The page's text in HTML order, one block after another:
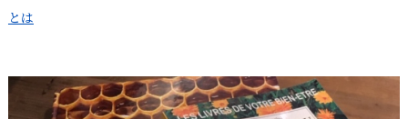
とは